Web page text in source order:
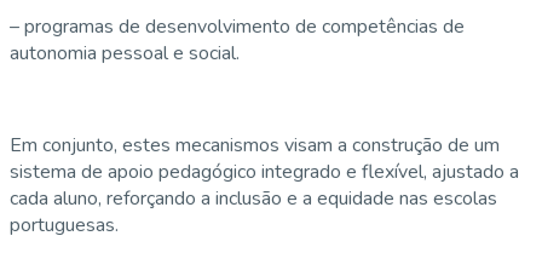
– programas de desenvolvimento de competências de
autonomia pessoal e social.
Em conjunto, estes mecanismos visam a construção de um
sistema de apoio pedagógico integrado e flexível, ajustado a
cada aluno, reforçando a inclusão e a equidade nas escolas
portuguesas.